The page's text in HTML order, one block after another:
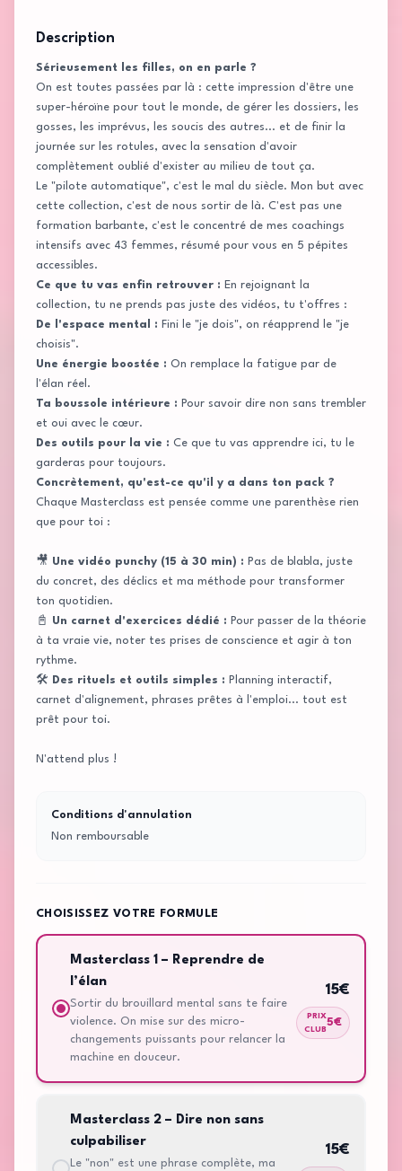
Description
Sérieusement les filles, on en parle ?
On est toutes passées par là : cette impression d'être une
super-héroïne pour tout le monde, de gérer les dossiers, les
gosses, les imprévus, les soucis des autres... et de finir la
journée sur les rotules, avec la sensation d'avoir
complètement oublié d'exister au milieu de tout ça.
Le "pilote automatique", c'est le mal du siècle. Mon but avec
cette collection, c'est de nous sortir de là. C'est pas une
formation barbante, c'est le concentré de mes coachings
intensifs avec 43 femmes, résumé pour vous en 5 pépites
accessibles.
Ce que tu vas enfin retrouver : En rejoignant la
collection, tu ne prends pas juste des vidéos, tu t'offres :
De l'espace mental : Fini le "je dois", on réapprend le "je
choisis".
Une énergie boostée : On remplace la fatigue par de
l'élan réel.
Ta boussole intérieure : Pour savoir dire non sans trembler
et oui avec le cœur.
Des outils pour la vie : Ce que tu vas apprendre ici, tu le
garderas pour toujours.
Concrètement, qu'est-ce qu'il y a dans ton pack ?
Chaque Masterclass est pensée comme une parenthèse rien
que pour toi :
🎥 Une vidéo punchy (15 à 30 min) : Pas de blabla, juste
du concret, des déclics et ma méthode pour transformer
ton quotidien.
📓 Un carnet d'exercices dédié : Pour passer de la théorie
à ta vraie vie, noter tes prises de conscience et agir à ton
rythme.
🛠️
Des rituels et outils simples : Planning interactif,
carnet d'alignement, phrases prêtes à l'emploi... tout est
prêt pour toi.
N'attend plus !
Conditions d'annulation
Non remboursable
CHOISISSEZ VOTRE FORMULE
Masterclass 1 – Reprendre de
l’élan
Sortir du brouillard mental sans te faire
violence. On mise sur des micro-
changements puissants pour relancer la
machine en douceur.
15€
PRIX
CLUB
5€
Masterclass 2 – Dire non sans
culpabiliser
Le "non" est une phrase complète, ma
15€